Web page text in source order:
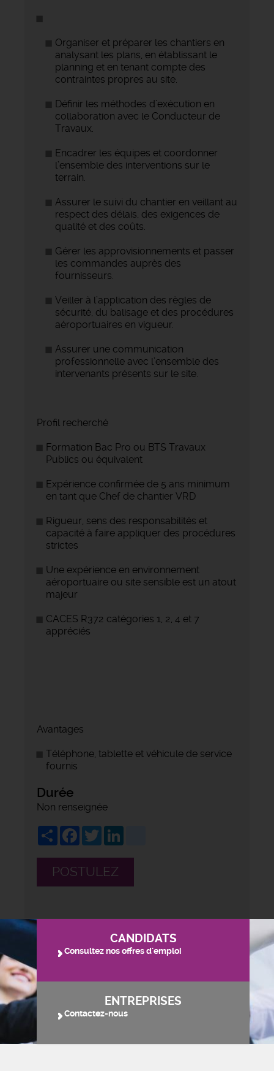
Organiser et préparer les chantiers en
analysant les plans, en établissant le
planning et en tenant compte des
contraintes propres au site.
Définir les méthodes d’exécution en
collaboration avec le Conducteur de
Travaux.
Encadrer les équipes et coordonner
l’ensemble des interventions sur le
terrain.
Assurer le suivi du chantier en veillant au
respect des délais, des exigences de
qualité et des coûts.
Gérer les approvisionnements et passer
les commandes auprès des
fournisseurs.
Veiller à l’application des règles de
sécurité, du balisage et des procédures
aéroportuaires en vigueur.
Assurer une communication
professionnelle avec l’ensemble des
intervenants présents sur le site.
Profil recherché
Formation Bac Pro ou BTS Travaux
Publics ou équivalent
Expérience confirmée de 5 ans minimum
en tant que Chef de chantier VRD
Rigueur, sens des responsabilités et
capacité à faire appliquer des procédures
strictes
Une expérience en environnement
aéroportuaire ou site sensible est un atout
majeur
CACES R372 catégories 1, 2, 4 et 7
appréciés
Avantages
Téléphone, tablette et véhicule de service
fournis
Durée
Non renseignée
ShareFacebook
Twitter
POSTULEZ
CANDIDATS
Consultez nos offres d'emploi
ENTREPRISES
Contactez-nous